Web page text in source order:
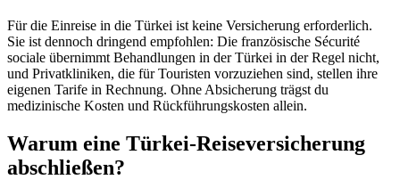
Für die Einreise in die Türkei ist keine Versicherung erforderlich.
Sie ist dennoch dringend empfohlen: Die französische Sécurité
sociale übernimmt Behandlungen in der Türkei in der Regel nicht,
und Privatkliniken, die für Touristen vorzuziehen sind, stellen ihre
eigenen Tarife in Rechnung. Ohne Absicherung trägst du
medizinische Kosten und Rückführungskosten allein.
Warum eine Türkei-Reiseversicherung
abschließen?